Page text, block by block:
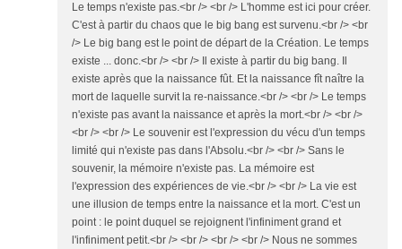
Le temps n'existe pas.<br /> <br /> L'homme est ici pour créer.
C'est à partir du chaos que le big bang est survenu.<br /> <br
/> Le big bang est le point de départ de la Création. Le temps
existe ... donc.<br /> <br /> Il existe à partir du big bang. Il
existe après que la naissance fût. Et la naissance fît naître la
mort de laquelle survit la re-naissance.<br /> <br /> Le temps
n'existe pas avant la naissance et après la mort.<br /> <br />
<br /> <br /> Le souvenir est l'expression du vécu d'un temps
limité qui n'existe pas dans l'Absolu.<br /> <br /> Sans le
souvenir, la mémoire n'existe pas. La mémoire est
l'expression des expériences de vie.<br /> <br /> La vie est
une illusion de temps entre la naissance et la mort. C'est un
point : le point duquel se rejoignent l'infiniment grand et
l'infiniment petit.<br /> <br /> <br /> <br /> Nous ne sommes